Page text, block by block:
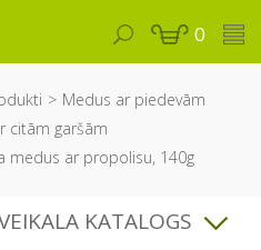
0
Medus ar piedevām
citām garšām
medus ar propolisu, 140g
KATALOGS